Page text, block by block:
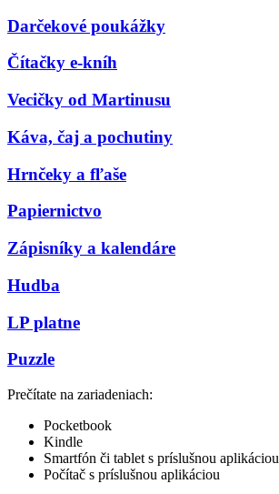
Darčekové poukážky
Čítačky e-kníh
Vecičky od Martinusu
Káva, čaj a pochutiny
Hrnčeky a fľaše
Papiernictvo
Zápisníky a kalendáre
Hudba
LP platne
Puzzle
Prečítate na zariadeniach:
Pocketbook
Kindle
Smartfón či tablet s príslušnou aplikáciou
Počítač s príslušnou aplikáciou